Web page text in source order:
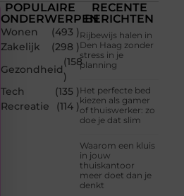
POPULAIRE
ONDERWERPEN
Wonen
(493 )
Zakelijk
(298 )
Gezondheid
(158
)
Tech
(135 )
Recreatie
(114 )
RECENTE
BERICHTEN
Rijbewijs halen in
Den Haag zonder
stress in je
planning
Het perfecte bed
kiezen als gamer
of thuiswerker: zo
doe je dat slim
Waarom een kluis
in jouw
thuiskantoor
meer doet dan je
denkt